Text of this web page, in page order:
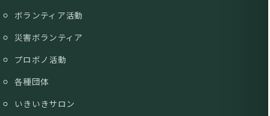
ボランティア活動
災害ボランティア
プロボノ活動
各種団体
いきいきサロン